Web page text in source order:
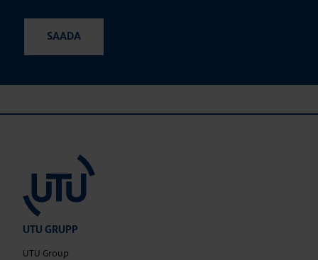
UTU GRUPP
UTU Group